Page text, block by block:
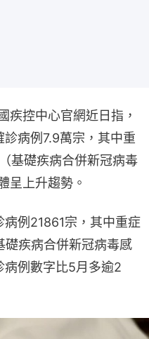
疾控中心官網近日指，
病例7.9萬宗，其中重
基礎疾病合併新冠病毒
呈上升趨勢。
例21861宗，其中重症
礎疾病合併新冠病毒感
病例數字比5月多逾2